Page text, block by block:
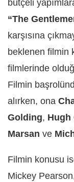
bütçeli
“The
karşısına
beklenen filmin
filmlerinde
Filmin
alırken, ona
Golding, Hugh
Marsan ve
Filmin konusu
Mickey